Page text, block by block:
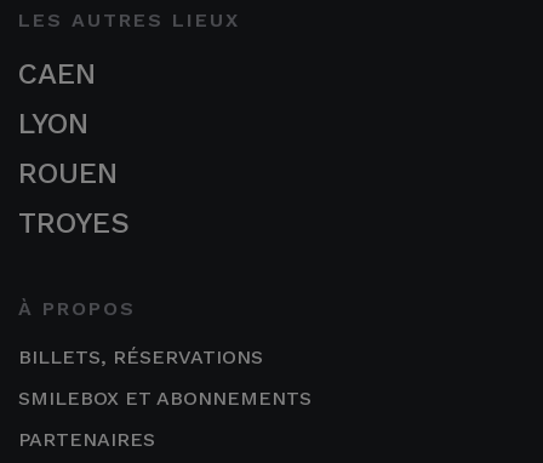
LES AUTRES LIEUX
CAEN
LYON
ROUEN
TROYES
À PROPOS
BILLETS, RÉSERVATIONS
SMILEBOX ET ABONNEMENTS
PARTENAIRES